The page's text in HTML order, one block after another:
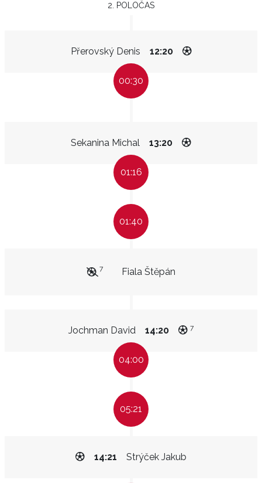
2. POLOČAS
Přerovský Denis 12:20
00:30
Sekanina Michal 13:20
01:16
01:40
Fiala Štěpán
7
Jochman David 14:20 7
04:00
05:21
Strýček Jakub
14:21